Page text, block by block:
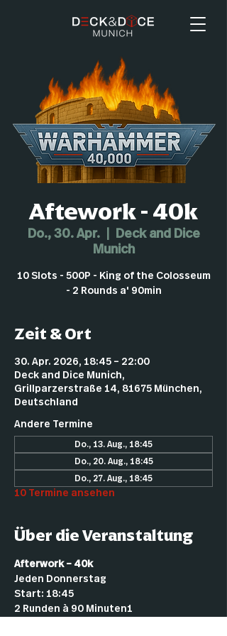
Aftework - 40k
Do., 30. Apr.
  |
Deck and Dice
Munich
10 Slots - 500P - King of the Colosseum
- 2 Rounds a' 90min
Zeit & Ort
30. Apr. 2026, 18:45 – 22:00
Deck and Dice Munich,
Grillparzerstraße 14, 81675 München,
Deutschland
Andere Termine
Do., 13. Aug., 18:45
Do., 20. Aug., 18:45
Do., 27. Aug., 18:45
10 Termine ansehen
Über die Veranstaltung
Afterwork – 40k
Jeden Donnerstag
Start: 18:45
2 Runden à 90 Minuten1